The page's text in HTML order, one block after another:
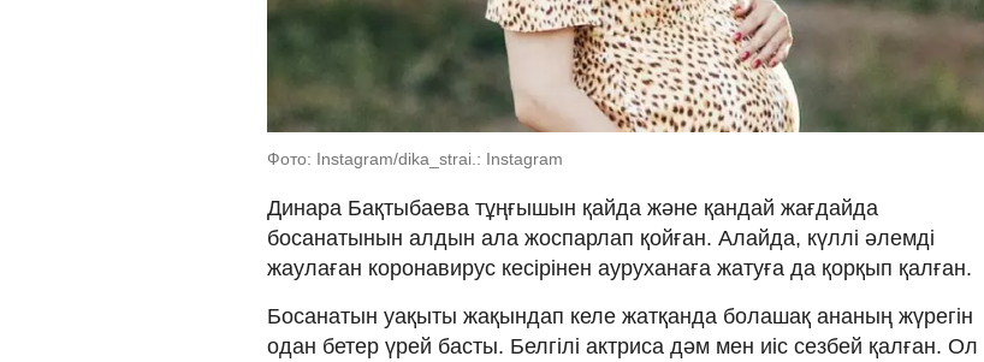
Фото: Instagram/dika_strai.: Instagram
Динара Бақтыбаева тұңғышын қайда және қандай жағдайда
босанатынын алдын ала жоспарлап қойған. Алайда, күллі әлемді
жаулаған коронавирус кесірінен ауруханаға жатуға да қорқып қалған.
Босанатын уақыты жақындап келе жатқанда болашақ ананың жүрегін
одан бетер үрей басты. Белгілі актриса дәм мен иіс сезбей қалған. Ол